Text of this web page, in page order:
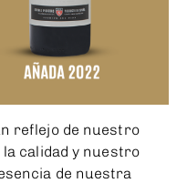
reflejo de nuestro
calidad y nuestro
de nuestra